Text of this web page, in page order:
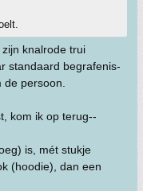
knalrode trui
standaard begrafenis-
persoon.
kom ik op terug--
is, mét stukje
(hoodie), dan een